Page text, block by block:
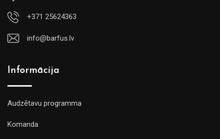
+371 25624363
info@barfus.lv
Informācija
Audzētavu programma
Komanda